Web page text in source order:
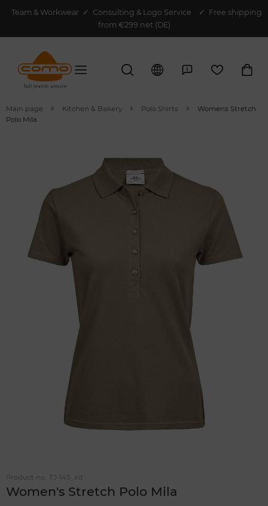
Team & Workwear ✓ Consulting & Logo Service
✓ Free shipping
from €299 net (DE)
Main page Kitchen & Bakery Polo Shirts
Womens Stretch
Polo Mila
Product no.: TJ-145_kit
Women's Stretch Polo Mila